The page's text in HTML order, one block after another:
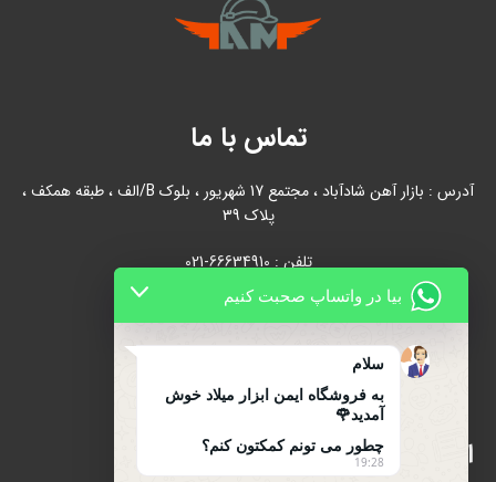
تماس با ما
آدرس : بازار آهن شادآباد ، مجتمع 17 شهریور ، بلوک B/الف ، طبقه همکف ،
پلاک 39
تلفن : 66634910-021
021-66631684
اینماد
بیا در واتساپ صحبت کنیم
سلام
به فروشگاه ایمن ابزار میلاد خوش
آمدید🌹
چطور می تونم کمکتون کنم؟
19:28